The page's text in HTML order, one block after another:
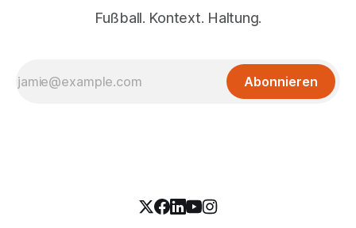
Fußball. Kontext. Haltung.
Abonnieren